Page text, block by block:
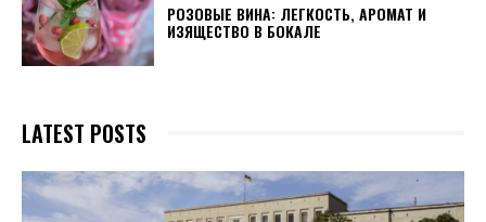
РОЗОВЫЕ ВИНА: ЛЕГКОСТЬ, АРОМАТ И
ИЗЯЩЕСТВО В БОКАЛЕ
LATEST POSTS